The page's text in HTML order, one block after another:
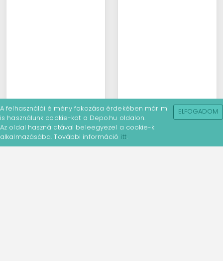
A felhasználói élmény fokozása érdekében már mi
is használunk cookie-kat a Depo.hu oldalon.
Az oldal használatával beleegyezel a cookie-k
alkalmazásába. További információ itt.
ELFOGADOM